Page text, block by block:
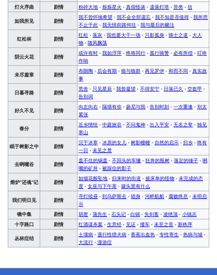
灯火序曲
剧情 粉碎大地 · 烁烁星火 · 真假怪谈 · 遗落灯塔 · 异类 · 信
如我所见 剧情
我不曾怀揣希望 · 我不会全部遗忘 · 我不知是否值得 · 我所思
不止于此 · 我无惧前路何往 · 我与最后的赌注
红松林 剧情
红松 · 落灰 · 我也要大干一场 · 只影孤身 · 骑士之道 · 大人
物 · 随风飘荡
阴云火花 剧情
或许有时 · 我如浮萍 · 终将同行 · 孤行骑警 · 必有所偿 · 叮咚
作响
未尽篇章 剧情
布朗陶 · 后会有期 · 狼与狼群 · 再见罗伊 · 和而不同 · 真实故
事
日暮寻路 剧情
荒舍 · 只见星辰 · 我曾凝望 · 不得安宁 · 日落已久 · 空盔甲 ·
告别词
好久不见 剧情
向左向右 · 隔墙有你 · 扬尼与我 · 告别时刻 · 一次重逢 · 别太
紧张
春分 剧情
近乡情怯 · 中庭旅谷 · 不问鬼神 · 出入平安 · 无名之辈 · 独见
寒山
眠于树影之中 剧情
沉于冰寒 · 冰原的女儿 · 树影幢幢 · 自然的启示 · 归乡 · 终有
一日 · 未见之景
去咧嘴谷 剧情
盖不住的锅盖 · 不回头的车辙 · 狂奔的瓶树 · 落定的锤子 · 咧
嘴的矿井 · 被踩住的影子
熔炉“还魂”记 剧情
如烟花般坠地 · 归来时的街道 · 披床单的怪物 · 未完成的态
度 · 女巫与下午茶 · 罐头里有什么
我们明日见 剧情
寻灯续昼 · 到乌萨斯去 · 错身 · 河畔航船 · 腐败终息 · 未明启
示
镜中集
剧情 胡君 · 蒲先生 · 石头记 · 白锦 · 失剑客 · 凌绝顶 · 小镇志
十字路口
剧情 红酒谋杀案 · 生意经 · 见证 · 撞车 · 未至之音 · 新秩序
丛林症结 剧情
土壤病 · 退行性猎犬病 · 香蕉出血热 · 专性寄生 · 热病与城 ·
大流行 · 漫游症